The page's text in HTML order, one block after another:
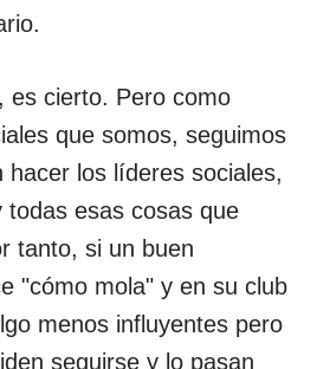
es cierto. Pero como
que somos, seguimos
hacer los líderes sociales,
todas esas cosas que
tanto, si un buen
"cómo mola" y en su club
menos influyentes pero
seguirse y lo pasan